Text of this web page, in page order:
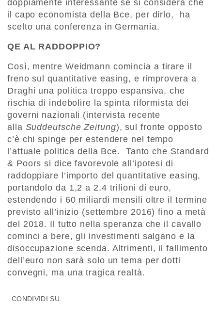
doppiamente interessante se si considera che
il capo economista della Bce, per dirlo, ha
scelto una conferenza in Germania.
QE AL RADDOPPIO?
Così, mentre Weidmann comincia a tirare il
freno sul quantitative easing, e rimprovera a
Draghi una politica troppo espansiva, che
rischia di indebolire la spinta riformista dei
governi nazionali (intervista recente
alla Suddeutsche Zeitung), sul fronte opposto
c’è chi spinge per estendere nel tempo
l’attuale politica della Bce. Tanto che Standard
& Poors si dice favorevole all’ipotesi di
raddoppiare l’importo del quantitative easing,
portandolo da 1,2 a 2,4 trilioni di euro,
estendendo i 60 miliardi mensili oltre il termine
previsto all’inizio (settembre 2016) fino a metà
del 2018. Il tutto nella speranza che il cavallo
cominci a bere, gli investimenti salgano e la
disoccupazione scenda. Altrimenti, il fallimento
dell’euro non sarà solo un tema per dotti
convegni, ma una tragica realtà.
CONDIVIDI SU: